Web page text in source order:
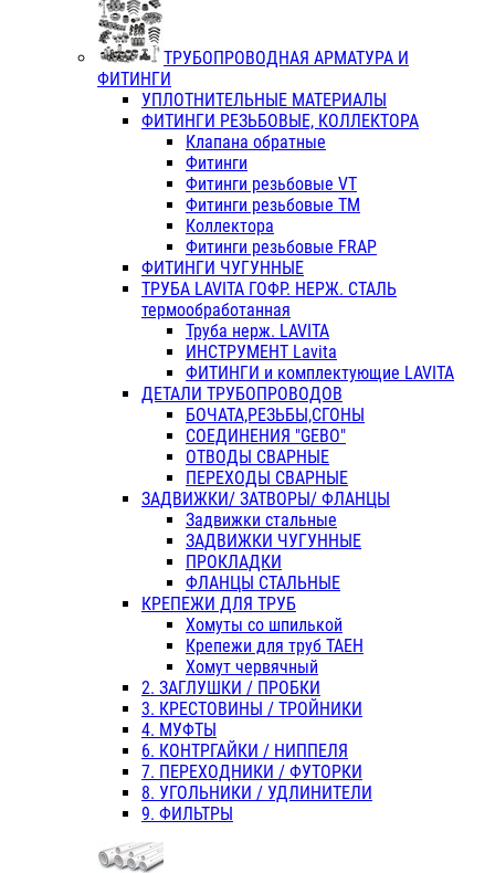
ТРУБОПРОВОДНАЯ АРМАТУРА И
ФИТИНГИ
УПЛОТНИТЕЛЬНЫЕ МАТЕРИАЛЫ
ФИТИНГИ РЕЗЬБОВЫЕ, КОЛЛЕКТОРА
Клапана обратные
Фитинги
Фитинги резьбовые VT
Фитинги резьбовые ТМ
Коллектора
Фитинги резьбовые FRAP
ФИТИНГИ ЧУГУННЫЕ
ТРУБА LAVITA ГОФР. НЕРЖ. СТАЛЬ
термообработанная
Труба нерж. LAVITA
ИНСТРУМЕНТ Lavita
ФИТИНГИ и комплектующие LAVITA
ДЕТАЛИ ТРУБОПРОВОДОВ
БОЧАТА,РЕЗЬБЫ,СГОНЫ
СОЕДИНЕНИЯ "GEBO"
ОТВОДЫ СВАРНЫЕ
ПЕРЕХОДЫ СВАРНЫЕ
ЗАДВИЖКИ/ ЗАТВОРЫ/ ФЛАНЦЫ
Задвижки стальные
ЗАДВИЖКИ ЧУГУННЫЕ
ПРОКЛАДКИ
ФЛАНЦЫ СТАЛЬНЫЕ
КРЕПЕЖИ ДЛЯ ТРУБ
Хомуты со шпилькой
Крепежи для труб ТАЕН
Хомут червячный
2. ЗАГЛУШКИ / ПРОБКИ
3. КРЕСТОВИНЫ / ТРОЙНИКИ
4. МУФТЫ
6. КОНТРГАЙКИ / НИППЕЛЯ
7. ПЕРЕХОДНИКИ / ФУТОРКИ
8. УГОЛЬНИКИ / УДЛИНИТЕЛИ
9. ФИЛЬТРЫ